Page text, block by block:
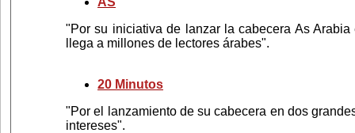
"Por su iniciativa de lanzar la cabecera As
llega a millones de lectores árabes".
20 Minutos
"Por el lanzamiento de su cabecera en dos
intereses".